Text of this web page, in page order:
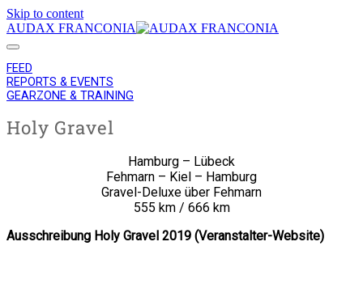
Skip to content
AUDAX FRANCONIA
FEED
REPORTS & EVENTS
GEARZONE & TRAINING
Holy Gravel
Hamburg – Lübeck
Fehmarn – Kiel – Hamburg
Gravel-Deluxe über Fehmarn
555 km / 666 km
Ausschreibung Holy Gravel 2019 (Veranstalter-Website)